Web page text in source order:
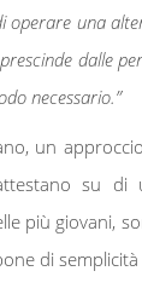
operare una
dalle
necessario.”
un
su di
più giovani,
di